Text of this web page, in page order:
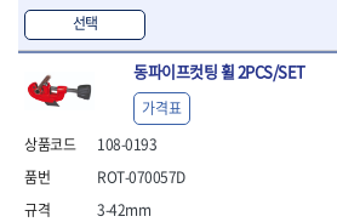
선택
동파이프컷팅 휠 2PCS/SET
108-0193
ROT-070057D
3-42mm
가격표